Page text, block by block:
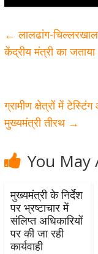
← लालढांग-चिल्लरखाल
केंद्रीय मंत्री का
ग्रामीण क्षेत्रों में
मुख्यमंत्री तीरथ →
You May
मुख्यमंत्री के निर्देश
पर भ्रष्टाचार में
संलिप्त अधिकारियों
पर की जा रही
कार्यवाही